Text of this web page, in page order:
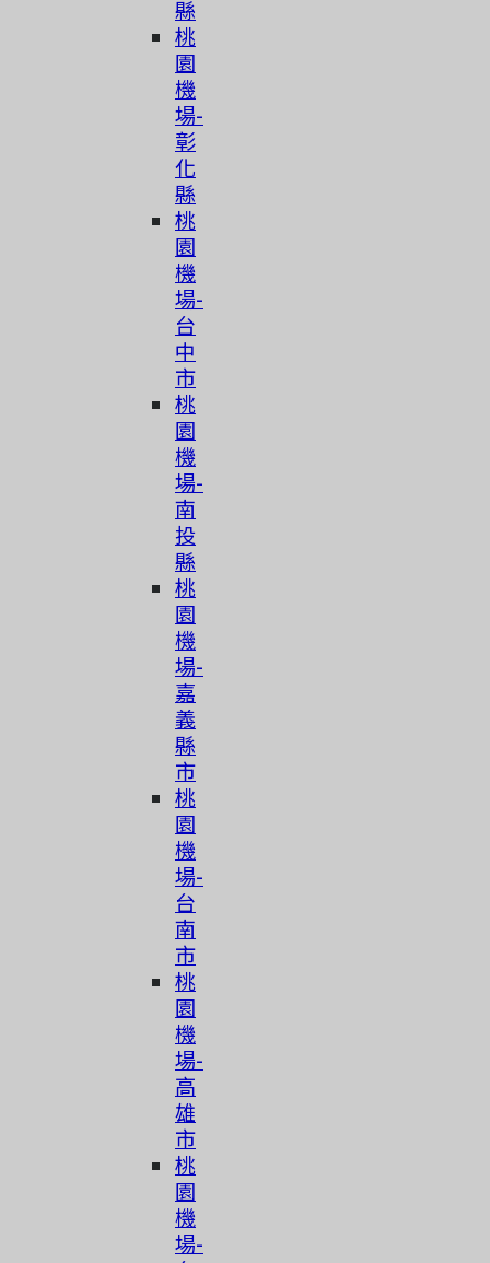
縣
桃
園
機
場-
彰
化
縣
桃
園
機
場-
台
中
市
桃
園
機
場-
南
投
縣
桃
園
機
場-
嘉
義
縣
市
桃
園
機
場-
台
南
市
桃
園
機
場-
高
雄
市
桃
園
機
場-